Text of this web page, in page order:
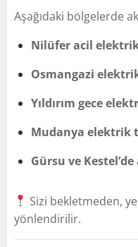
Aşağıdaki bölgelerde
Nilüfer acil
Osmangazi
Yıldırım gece
Mudanya elektrik
Gürsu ve
Sizi bekletmeden,
yönlendirilir.